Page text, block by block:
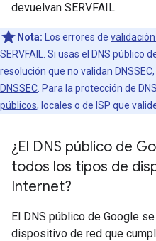
devuelvan SERVFAIL.
Nota: Los errores de validación
SERVFAIL. Si usas el DNS público
resolución que no validan
DNSSEC . Para la protección de
públicos, locales o de ISP que
¿El DNS público de
todos los tipos de
Internet?
El DNS público de Google
dispositivo de red que